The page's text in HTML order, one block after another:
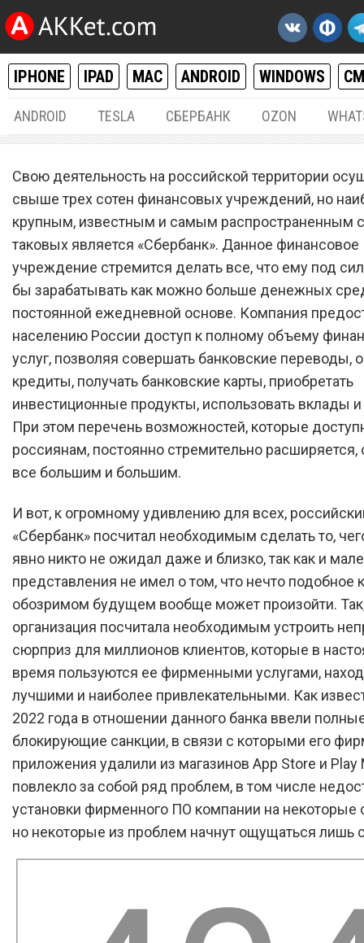
IPHONE IPAD MAC ANDROID WINDOWS
ANDROID TESLA СБЕРБАНК OZON
Будут заблокированы.
«Сбербанк» устроил
неприятный сюрприз для
миллионов клиентов
Свою деятельность на российской территории
свыше трех сотен финансовых учреждений, но
крупным, известным и самым распространенным
таковых является «Сбербанк». Данное финансовое
учреждение стремится делать все, что ему под
бы зарабатывать как можно больше денежных
постоянной ежедневной основе. Компания
населению России доступ к полному объему
услуг, позволяя совершать банковские переводы,
кредиты, получать банковские карты, приобретать
инвестиционные продукты, использовать вклады и
При этом перечень возможностей, которые
россиянам, постоянно стремительно расширяется,
все большим и большим.
И вот, к огромному удивлению для всех,
«Сбербанк» посчитал необходимым сделать то,
явно никто не ожидал даже и близко, так как и
представления не имел о том, что нечто подобное
обозримом будущем вообще может произойти.
организация посчитала необходимым устроить
сюрприз для миллионов клиентов, которые в
время пользуются ее фирменными услугами,
лучшими и наиболее привлекательными. Как
2022 года в отношении данного банка ввели
блокирующие санкции, в связи с которыми его
приложения удалили из магазинов App Store и Play
повлекло за собой ряд проблем, в том числе
установки фирменного ПО компании на некоторые
но некоторые из проблем начнут ощущаться лишь